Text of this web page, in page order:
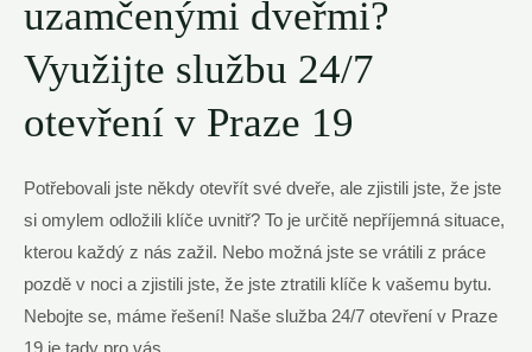
uzamčenými dveřmi?
Využijte službu 24/7
otevření v Praze 19
Potřebovali jste někdy otevřít své dveře, ale zjistili jste, že jste
si omylem odložili klíče uvnitř? To je určitě nepříjemná situace,
kterou každý z nás zažil. Nebo možná jste se vrátili z práce
pozdě v noci a zjistili jste, že jste ztratili klíče k vašemu bytu.
Nebojte se, máme řešení! Naše služba 24/7 otevření v Praze